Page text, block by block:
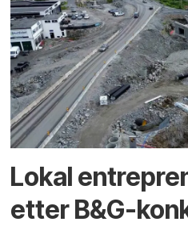
Lokal
etter B&G-